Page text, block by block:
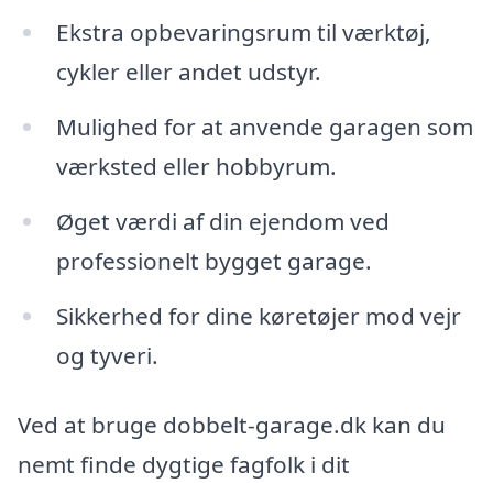
Ekstra opbevaringsrum til værktøj,
cykler eller andet udstyr.
Mulighed for at anvende garagen som
værksted eller hobbyrum.
Øget værdi af din ejendom ved
professionelt bygget garage.
Sikkerhed for dine køretøjer mod vejr
og tyveri.
Ved at bruge dobbelt-garage.dk kan du
nemt finde dygtige fagfolk i dit